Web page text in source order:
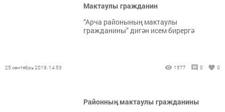
Мактаулы гражданин
“Арча районының мактаулы
гражданины” дигән исем бирергә
25 сентябрь 2019, 14:53 1577 0 0
Районның мактаулы гражданины